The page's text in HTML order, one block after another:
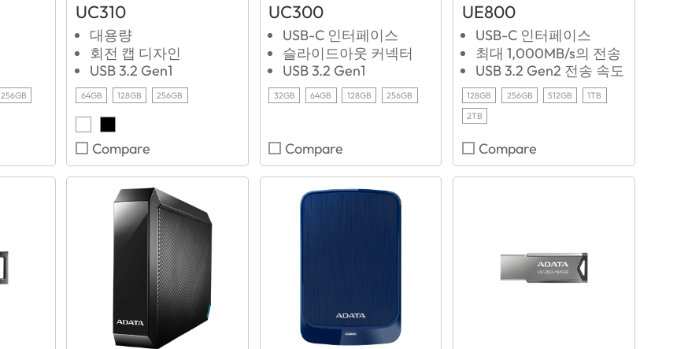
256GB
UC310
대용량
회전 캡 디자인
USB 3.2 Gen1
64GB 128GB 256GB
Compare
UC300
USB-C 인터페이스
슬라이드아웃 커넥터
USB 3.2 Gen1
32GB 64GB 128GB 256GB
Compare
UE800
USB-C 인터페이스
최대 1,000MB/s의 전송
USB 3.2 Gen2 전송 속도
128GB 256GB 512GB
1TB
2TB
Compare